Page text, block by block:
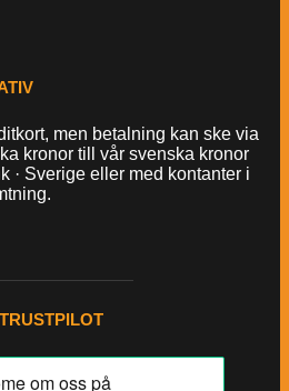
men betalning kan ske via
kronor till vår svenska kronor
· Sverige eller med kontanter i
TRUSTPILOT